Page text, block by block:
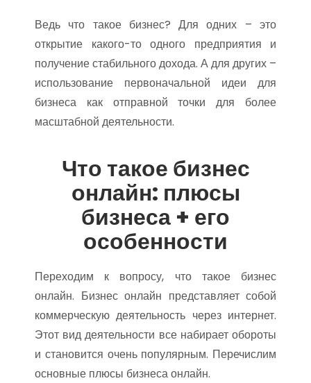
Ведь что такое бизнес? Для одних – это
открытие какого-то одного предприятия и
получение стабильного дохода. А для других –
использование первоначальной идеи для
бизнеса как отправной точки для более
масштабной деятельности.
Что такое бизнес
онлайн: плюсы
бизнеса + его
особенности
Переходим к вопросу, что такое бизнес
онлайн. Бизнес онлайн представляет собой
коммерческую деятельность через интернет.
Этот вид деятельности все набирает обороты
и становится очень популярным. Перечислим
основные плюсы бизнеса онлайн.